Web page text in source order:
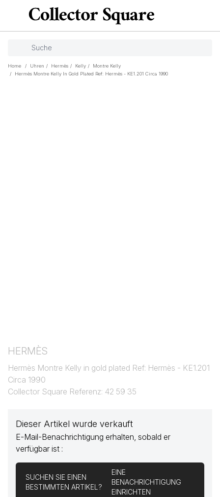
Home / Uhren / Hermès / Kelly /
Montre Kelly
/
Hermès Montre Kelly In Gold Plated Ref: Hermès - KE1.201 Circa 1990
HERMÈS
Hermès Montre Kelly in gold plated Ref: Hermès - KE1.201
Circa 1990
Collector Square Referenz: 42 59 35
Dieser Artikel wurde verkauft
E-Mail-Benachrichtigung erhalten, sobald er
verfügbar ist :
SUCHEN SIE EINEN
BESTIMMTEN ARTIKEL?
EINE
BENACHRICHTIGUNG
EINRICHTEN